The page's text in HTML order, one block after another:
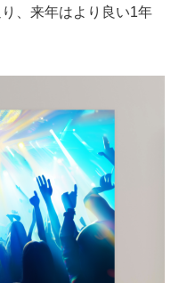
、来年はより良い1年